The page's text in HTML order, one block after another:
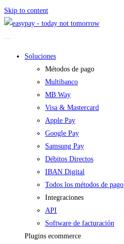
Skip to content
Soluciones
Métodos de pago
Multibanco
MB Way
Visa & Mastercard
Apple Pay
Google Pay
Samsung Pay
Débitos Directos
IBAN Digital
Todos los métodos de pago
Integraciones
API
Software de facturación
Plugins ecommerce